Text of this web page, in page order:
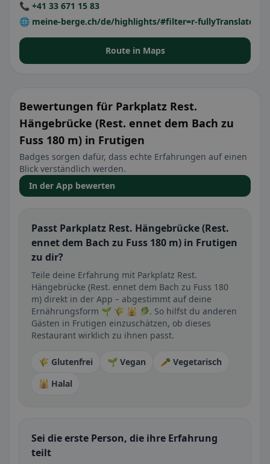
📞 +41 33 671 15 83
🌐 meine-berge.ch/de/highlights/#filter=r-
Route in Maps
Bewertungen für Parkplatz Rest.
Hängebrücke (Rest. ennet dem Bach zu
Fuss 180 m) in Frutigen
Badges sorgen dafür, dass echte Erfahrungen auf einen
Blick verständlich werden.
In der App bewerten
Passt Parkplatz Rest. Hängebrücke (Rest.
ennet dem Bach zu Fuss 180 m) in Frutigen
zu dir?
Teile deine Erfahrung mit Parkplatz Rest.
Hängebrücke (Rest. ennet dem Bach zu Fuss 180
m) direkt in der App – abgestimmt auf deine
Ernährungsform 🌱 🌾 🕌 🥬. So hilfst du anderen
Gästen in Frutigen einzuschätzen, ob dieses
Restaurant wirklich zu ihnen passt.
🌾 Glutenfrei 🌱 Vegan
🥕 Vegetarisch
🕌 Halal
Sei die erste Person, die ihre Erfahrung
teilt